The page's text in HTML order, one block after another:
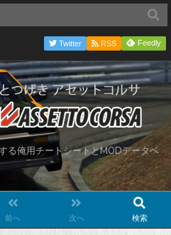
る俺用チートシートとMODデータベ
前へ 次へ 検索
Twitter RSS Feedly